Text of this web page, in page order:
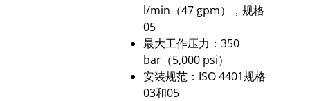
l/min（47 gpm），规格
05
最大工作压力：350
bar（5,000 psi）
安装规范：ISO 4401规格
03和05